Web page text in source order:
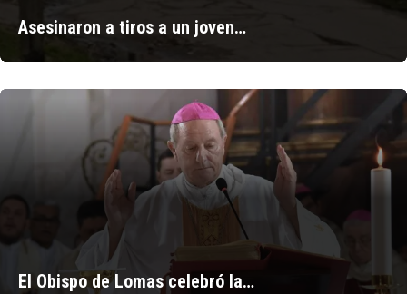
Asesinaron a tiros a un joven…
El Obispo de Lomas celebró la…